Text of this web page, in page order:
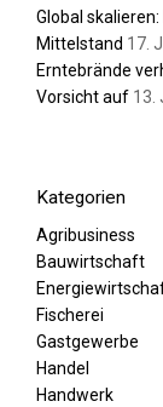
Global
Mittelstand 17.
Erntebrände
Vorsicht auf 13.
Kategorien
Agribusiness
Bauwirtschaft
Fischerei
Gastgewerbe
Handel
Handwerk